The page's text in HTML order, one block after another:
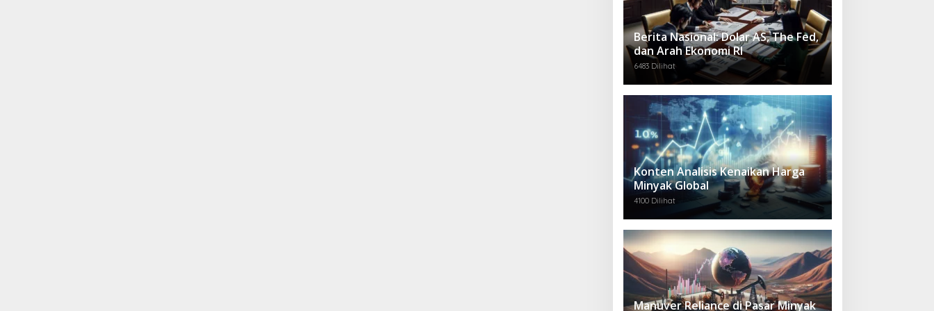
Berita Nasional: Dolar AS, The Fed,
dan Arah Ekonomi RI
6483 Dilihat
Konten Analisis Kenaikan Harga
Minyak Global
4100 Dilihat
Manuver Reliance di Pasar Minyak